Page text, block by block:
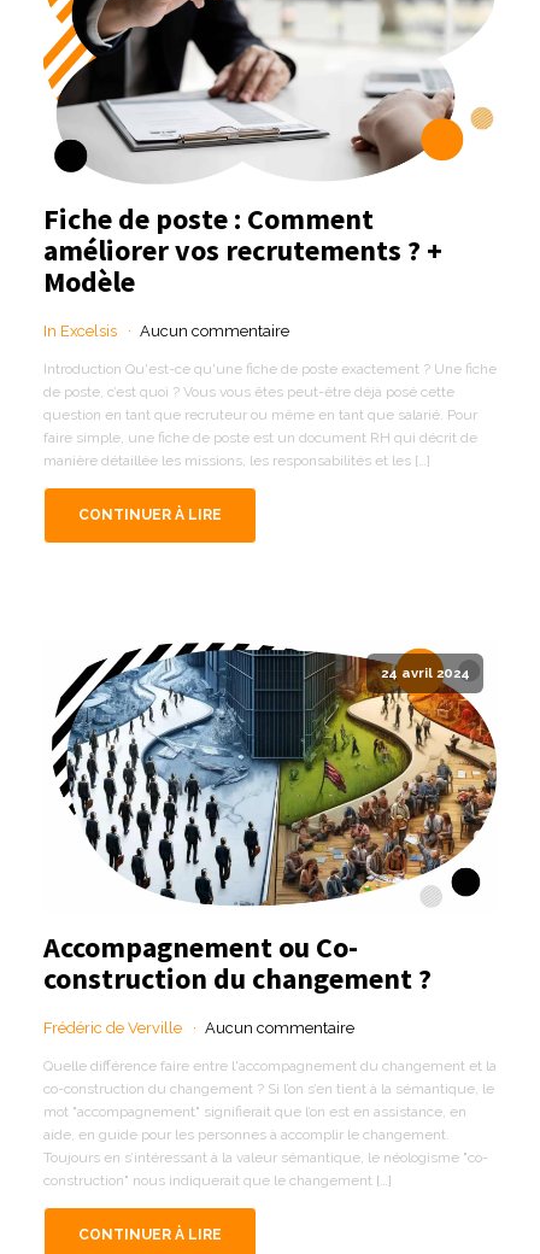
Fiche de poste : Comment
améliorer vos recrutements ? +
Modèle
In Excelsis Aucun commentaire
Introduction Qu'est-ce qu'une fiche de poste exactement ? Une fiche
de poste, c’est quoi ? Vous vous êtes peut-être déjà posé cette
question en tant que recruteur ou même en tant que salarié. Pour
faire simple, une fiche de poste est un document RH qui décrit de
manière détaillée les missions, les responsabilités et les […]
CONTINUER À LIRE
24 avril 2024
Accompagnement ou Co-
construction du changement ?
Frédéric de Verville Aucun commentaire
Quelle différence faire entre l'accompagnement du changement et la
co-construction du changement ? Si l’on s’en tient à la sémantique, le
mot "accompagnement" signifierait que l’on est en assistance, en
aide, en guide pour les personnes à accomplir le changement.
Toujours en s’intéressant à la valeur sémantique, le néologisme "co-
construction" nous indiquerait que le changement […]
CONTINUER À LIRE